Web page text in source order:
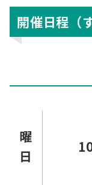
開催日程（
曜
日